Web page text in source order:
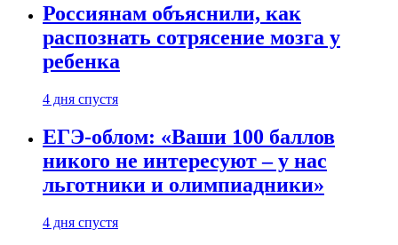
Россиянам объяснили, как
распознать сотрясение мозга у
ребенка
4 дня спустя
ЕГЭ-облом: «Ваши 100 баллов
никого не интересуют – у нас
льготники и олимпиадники»
4 дня спустя